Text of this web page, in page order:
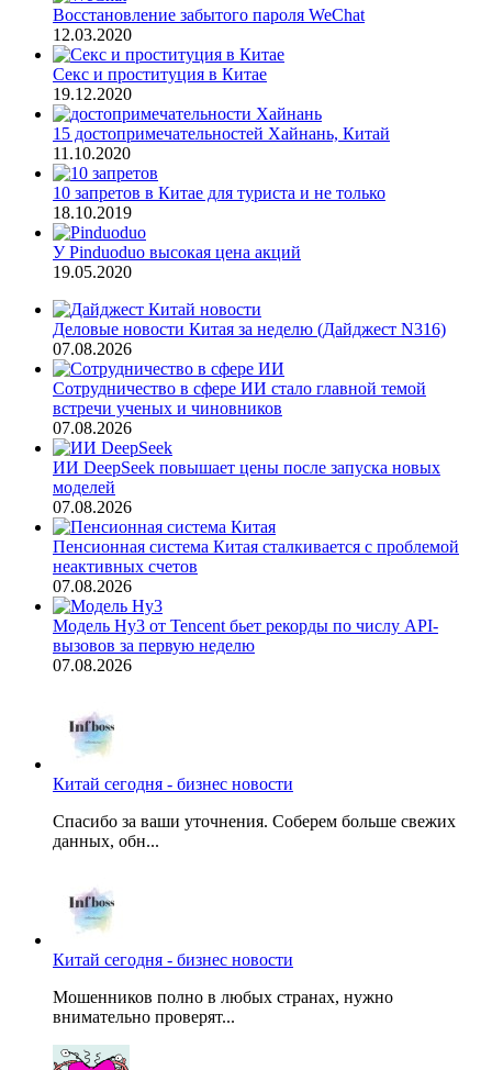
Восстановление забытого пароля WeChat
12.03.2020
Секс и проституция в Китае
19.12.2020
15 достопримечательностей Хайнань, Китай
11.10.2020
10 запретов в Китае для туриста и не только
18.10.2019
У Pinduoduo высокая цена акций
19.05.2020
Деловые новости Китая за неделю (Дайджест N316)
07.08.2026
Сотрудничество в сфере ИИ стало главной темой
встречи ученых и чиновников
07.08.2026
ИИ DeepSeek повышает цены после запуска новых
моделей
07.08.2026
Пенсионная система Китая сталкивается с проблемой
неактивных счетов
07.08.2026
Модель Hy3 от Tencent бьет рекорды по числу API-
вызовов за первую неделю
07.08.2026
Китай сегодня - бизнес новости
Спасибо за ваши уточнения. Соберем больше свежих
данных, обн...
Китай сегодня - бизнес новости
Мошенников полно в любых странах, нужно
внимательно проверят...